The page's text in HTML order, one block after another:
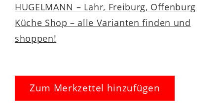
HUGELMANN – Lahr, Freiburg, Offenburg
Küche Shop – alle Varianten finden und
shoppen!
Zum Merkzettel hinzufügen